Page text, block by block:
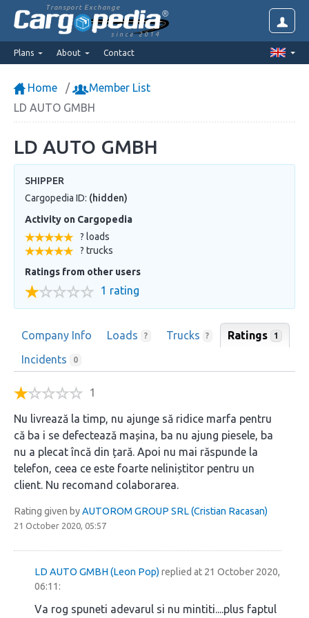
Transport Exchange
since 2014
Plans About Contact
Home
Member List
LD AUTO GMBH
LD AUTO GMBH
SHIPPER
Cargopedia ID: (hidden)
Activity on Cargopedia
? loads
? trucks
Ratings from other users
1 rating
Company Info Loads ? Trucks ? Ratings 1
Incidents 0
1
Nu livrează la timp, nu ajunge să ridice marfa pentru
că ba i se defectează mașina, ba nu ajung piesele, ba
nu a plecat încă din țară. Apoi nu mai răspunde la
telefon, ceea ce este foarte neliniștitor pentru un
client. Nu recomand colaborarea.
Rating given byAUTOROM GROUP SRL (Cristian Racasan)
21 October 2020, 05:57
LD AUTO GMBH (Leon Pop) replied at 21 October 2020,
06:11:
Va rog spuneti adevarul si nu mintiti....plus faptul